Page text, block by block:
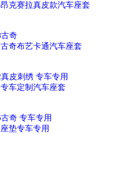
克赛拉真皮款汽车座套
古奇
奇布艺卡通汽车座套
皮刺绣 专车专用
车定制汽车座套
古奇 专车专用
垫专车专用